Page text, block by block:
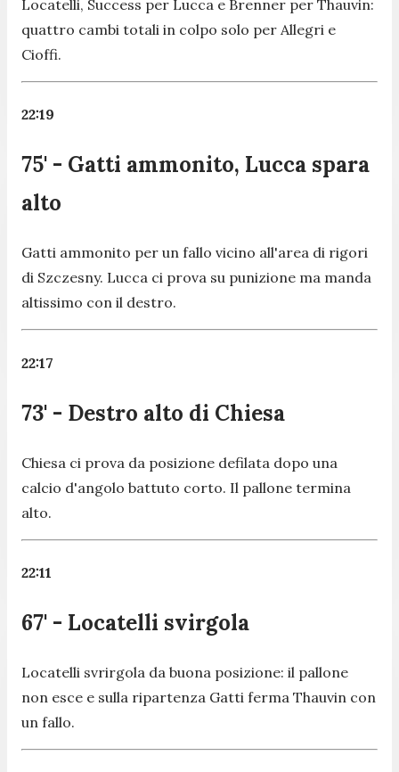
Locatelli, Success per Lucca e Brenner per Thauvin:
quattro cambi totali in colpo solo per Allegri e
Cioffi.
22:19
75' - Gatti ammonito, Lucca spara
alto
Gatti ammonito per un fallo vicino all'area di rigori
di Szczesny. Lucca ci prova su punizione ma manda
altissimo con il destro.
22:17
73' - Destro alto di Chiesa
Chiesa ci prova da posizione defilata dopo una
calcio d'angolo battuto corto. Il pallone termina
alto.
22:11
67' - Locatelli svirgola
Locatelli svrirgola da buona posizione: il pallone
non esce e sulla ripartenza Gatti ferma Thauvin con
un fallo.